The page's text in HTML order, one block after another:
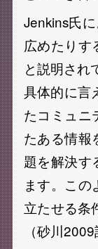
Jenkins氏
広めたりす
と説明され
具体的に言
たコミュニ
たある情報
題を解決す
ます。こ
立たせる条
（砂川2009